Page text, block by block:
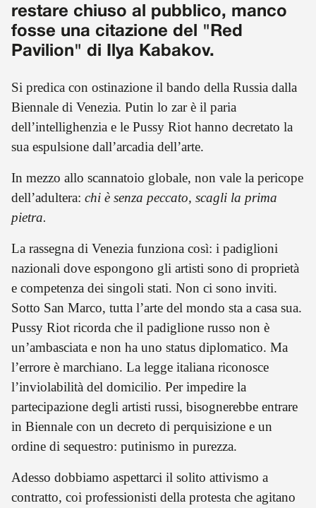
restare chiuso al pubblico, manco
fosse una citazione del "Red
Pavilion" di Ilya Kabakov.
Si predica con ostinazione il bando della Russia dalla
Biennale di Venezia. Putin lo zar è il paria
dell’intellighenzia e le Pussy Riot hanno decretato la
sua espulsione dall’arcadia dell’arte.
In mezzo allo scannatoio globale, non vale la pericope
dell’adultera: chi è senza peccato, scagli la prima
pietra.
La rassegna di Venezia funziona così: i padiglioni
nazionali dove espongono gli artisti sono di proprietà
e competenza dei singoli stati. Non ci sono inviti.
Sotto San Marco, tutta l’arte del mondo sta a casa sua.
Pussy Riot ricorda che il padiglione russo non è
un’ambasciata e non ha uno status diplomatico. Ma
l’errore è marchiano. La legge italiana riconosce
l’inviolabilità del domicilio. Per impedire la
partecipazione degli artisti russi, bisognerebbe entrare
in Biennale con un decreto di perquisizione e un
ordine di sequestro: putinismo in purezza.
Adesso dobbiamo aspettarci il solito attivismo a
contratto, coi professionisti della protesta che agitano